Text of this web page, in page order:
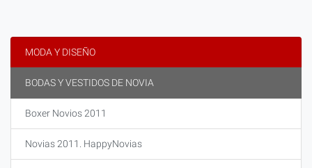
MODA Y DISEÑO
BODAS Y VESTIDOS DE NOVIA
Boxer Novios 2011
Novias 2011. HappyNovias